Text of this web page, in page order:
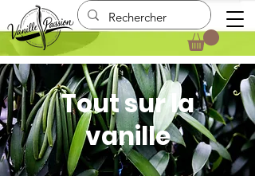
Tout sur la
vanille